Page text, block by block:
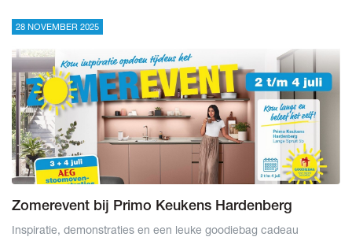
28 NOVEMBER 2025
Zomerevent bij Primo Keukens Hardenberg
Inspiratie, demonstraties en een leuke goodiebag cadeau